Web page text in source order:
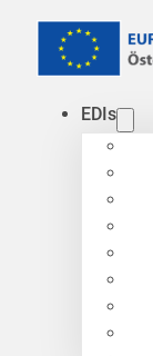
EDIs